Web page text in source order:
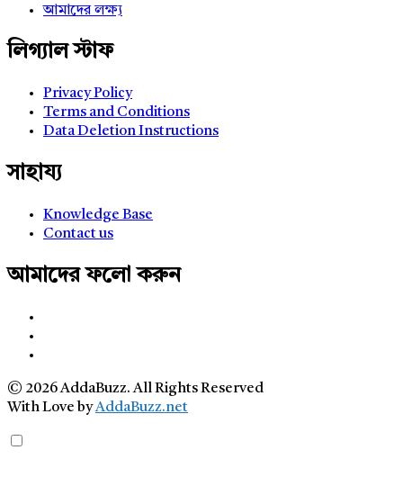
আমাদের লক্ষ্য
লিগ্যাল স্টাফ
Privacy Policy
Terms and Conditions
Data Deletion Instructions
সাহায্য
Knowledge Base
Contact us
আমাদের ফলো করুন
© 2026 AddaBuzz. All Rights Reserved
With Love byAddaBuzz.net